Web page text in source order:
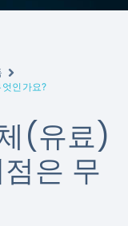
인가요?
(유료)
은 무